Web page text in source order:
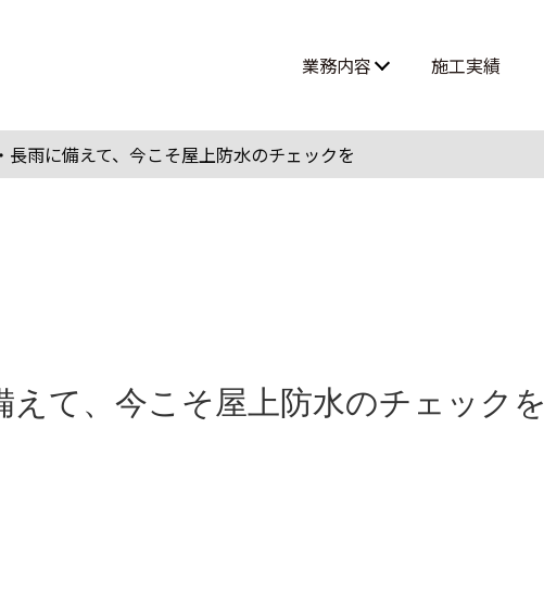
業務内容
高所作業・ロープアクセス
施工実績
長雨に備えて、今こそ屋上防水のチェックを
えて、今こそ屋上防水のチェックを